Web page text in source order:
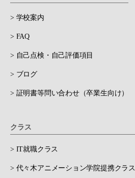
> 学校案内
> FAQ
> 自己点検・自己評価項目
> ブログ
> 証明書等問い合わせ（卒業生向け）
クラス
> IT就職クラス
> 代々木アニメーション学院提携クラス